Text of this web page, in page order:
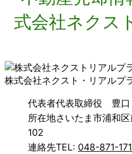
株式会社ネクスト・リアルプ
代表者代表取締役 豊口
所在地さいたま市浦和
102
連絡先TEL: 048-871-